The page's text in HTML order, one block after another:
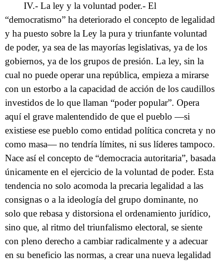
IV.- La ley y la voluntad poder.- El
“democratismo” ha deteriorado el concepto de legalidad
y ha puesto sobre la Ley la pura y triunfante voluntad
de poder, ya sea de las mayorías legislativas, ya de los
gobiernos, ya de los grupos de presión. La ley, sin la
cual no puede operar una república, empieza a mirarse
con un estorbo a la capacidad de acción de los caudillos
investidos de lo que llaman “poder popular”. Opera
aquí el grave malentendido de que el pueblo —si
existiese ese pueblo como entidad política concreta y no
como masa— no tendría límites, ni sus líderes tampoco.
Nace así el concepto de “democracia autoritaria”, basada
únicamente en el ejercicio de la voluntad de poder. Esta
tendencia no solo acomoda la precaria legalidad a las
consignas o a la ideología del grupo dominante, no
solo que rebasa y distorsiona el ordenamiento jurídico,
sino que, al ritmo del triunfalismo electoral, se siente
con pleno derecho a cambiar radicalmente y a adecuar
en su beneficio las normas, a crear una nueva legalidad